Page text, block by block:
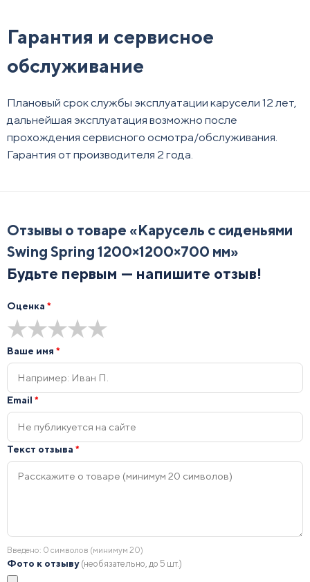
Гарантия и сервисное
обслуживание
Плановый срок службы эксплуатации карусели 12 лет,
дальнейшая эксплуатация возможно после
прохождения сервисного осмотра/обслуживания.
Гарантия от производителя 2 года.
Отзывы о товаре «Карусель с сиденьями
Swing Spring 1200×1200×700 мм»
Будьте первым — напишите отзыв!
Оценка *
★
★
★
★
★
Ваше имя *
Email *
Текст отзыва *
Введено: 0 символов (минимум 20)
Фото к отзыву (необязательно, до 5 шт.)